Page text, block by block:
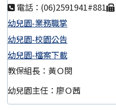
電話：(06)2591941#881
幼兒園-業務職掌
幼兒園-校園公告
幼兒園-檔案下載
教保組長：黃Ｏ閔
幼兒園主任：廖Ｏ茜